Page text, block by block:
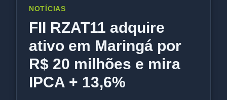
NOTÍCIAS
FII RZAT11 adquire
ativo em Maringá por
R$ 20 milhões e mira
IPCA + 13,6%